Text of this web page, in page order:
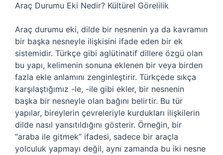
Araç Durumu Eki Nedir? Kültürel Görelilik
Araç durumu eki, dilde bir nesnenin ya da kavramın
bir başka nesneyle ilişkisini ifade eden bir ek
sistemidir. Türkçe gibi aglütinatif dillere özgü olan
bu yapı, kelimenin sonuna eklenen bir veya birden
fazla ekle anlamını zenginleştirir. Türkçede sıkça
karşılaştığımız -le, -ile gibi ekler, bir nesnenin
başka bir nesneyle olan bağını belirtir. Bu tür
yapılar, bireylerin çevreleriyle kurdukları ilişkilerin
dilde nasıl yansıtıldığını gösterir. Örneğin, bir
“araba ile gitmek” ifadesi, sadece bir araçla
yolculuk yapmayı değil, aynı zamanda bu iki nesne